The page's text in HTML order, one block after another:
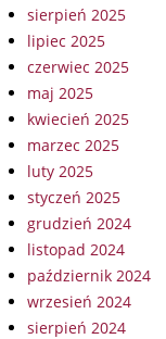
sierpień 2025
lipiec 2025
czerwiec 2025
maj 2025
kwiecień 2025
marzec 2025
luty 2025
styczeń 2025
grudzień 2024
listopad 2024
październik 2024
wrzesień 2024
sierpień 2024